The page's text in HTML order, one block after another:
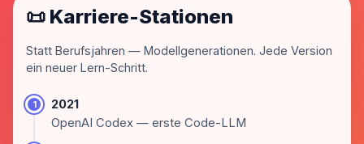
📜 Karriere-Stationen
Statt Berufsjahren — Modellgenerationen. Jede Version
ein neuer Lern-Schritt.
1
2021
OpenAI Codex — erste Code-LLM